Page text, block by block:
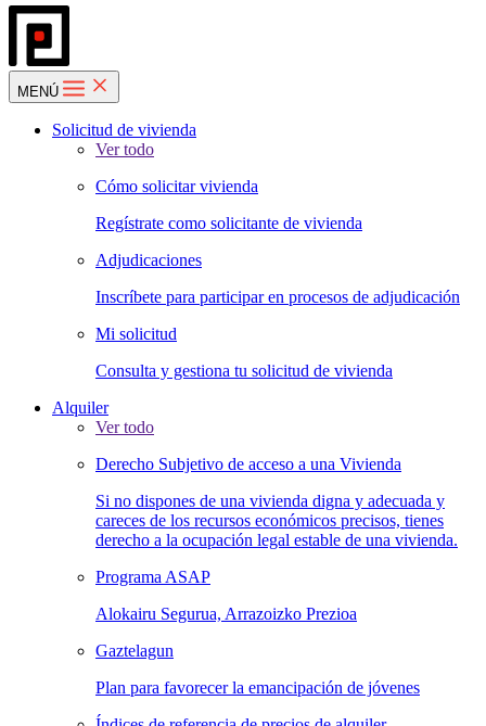
MENÚ
Solicitud de vivienda
Ver todo
Cómo solicitar vivienda
Regístrate como solicitante de vivienda
Adjudicaciones
Inscríbete para participar en procesos de adjudicación
Mi solicitud
Consulta y gestiona tu solicitud de vivienda
Alquiler
Ver todo
Derecho Subjetivo de acceso a una Vivienda
Si no dispones de una vivienda digna y adecuada y
careces de los recursos económicos precisos, tienes
derecho a la ocupación legal estable de una vivienda.
Programa ASAP
Alokairu Segurua, Arrazoizko Prezioa
Gaztelagun
Plan para favorecer la emancipación de jóvenes